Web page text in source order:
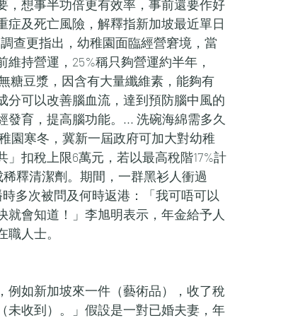
，想事半功倍更有效率，事前還要作好
及死亡風險，解釋指新加坡最近單日
查更指出，幼稚園面臨經營窘境，當
持營運，25%稱只夠營運約半年，
糖豆漿，因含有大量纖維素，能夠有
分可以改善腦血流，達到預防腦中風的
育，提高腦功能。... 洗碗海綿需多久
園寒冬，冀新一屆政府可加大對幼稚
扣稅上限6萬元，若以最高稅階17%計
釋清潔劑。期間，一群黑衫人衝過
多次被問及何時返港：「我可唔可以
會知道！」李旭明表示，年金給予人
人士。
例如新加坡來一件（藝術品），收了稅
未收到）。」假設是一對已婚夫妻，年